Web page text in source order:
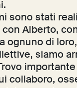
sono stati
Alberto,
ognuno di
siamo
collaboro,